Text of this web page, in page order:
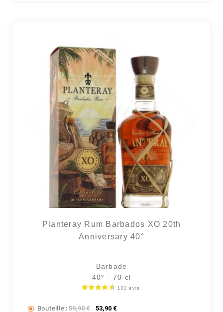
Planteray Rum Barbados XO 20th
Anniversary 40°
Barbade
40° - 70 cl
Bouteille : 59,90€ Le prix initial était : 59,90 €.
53,90 €Le prix actuel est : 53,90 €.